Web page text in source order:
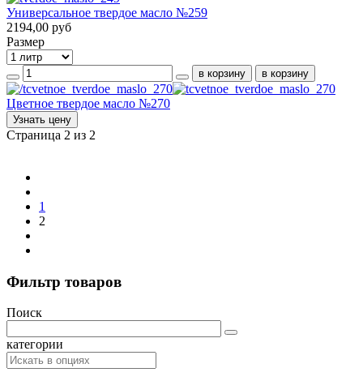
Универсальное твердое масло №259
2194,00 руб
Размер
Цветное твердое масло №270
Узнать цену
Страница 2 из 2
1
2
Фильтр товаров
Поиск
категории